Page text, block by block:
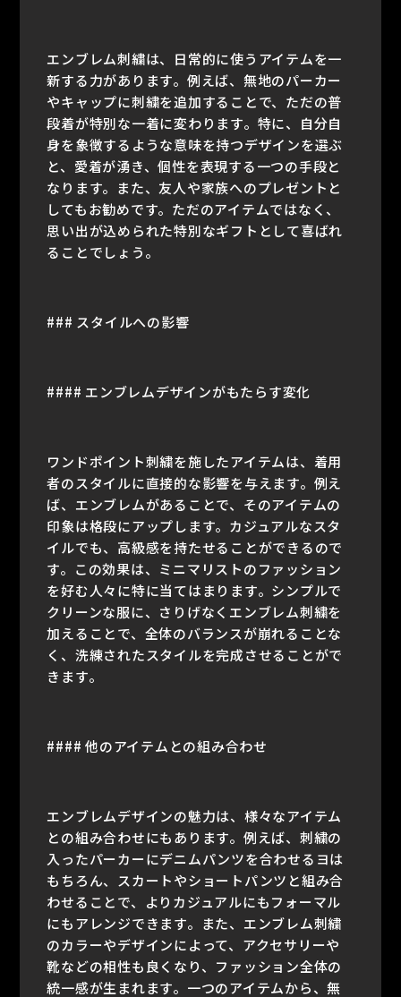
エンブレム刺繍は、日常的に使うアイテムを一
新する力があります。例えば、無地のパーカー
やキャップに刺繍を追加することで、ただの普
段着が特別な一着に変わります。特に、自分自
身を象徴するような意味を持つデザインを選ぶ
と、愛着が湧き、個性を表現する一つの手段と
なります。また、友人や家族へのプレゼントと
してもお勧めです。ただのアイテムではなく、
思い出が込められた特別なギフトとして喜ばれ
ることでしょう。
### スタイルへの影響
#### エンブレムデザインがもたらす変化
ワンドポイント刺繍を施したアイテムは、着用
者のスタイルに直接的な影響を与えます。例え
ば、エンブレムがあることで、そのアイテムの
印象は格段にアップします。カジュアルなスタ
イルでも、高級感を持たせることができるので
す。この効果は、ミニマリストのファッション
を好む人々に特に当てはまります。シンプルで
クリーンな服に、さりげなくエンブレム刺繍を
加えることで、全体のバランスが崩れることな
く、洗練されたスタイルを完成させることがで
きます。
#### 他のアイテムとの組み合わせ
エンブレムデザインの魅力は、様々なアイテム
との組み合わせにもあります。例えば、刺繍の
入ったパーカーにデニムパンツを合わせるヨは
もちろん、スカートやショートパンツと組み合
わせることで、よりカジュアルにもフォーマル
にもアレンジできます。また、エンブレム刺繍
のカラーやデザインによって、アクセサリーや
靴などの相性も良くなり、ファッション全体の
統一感が生まれます。一つのアイテムから、無